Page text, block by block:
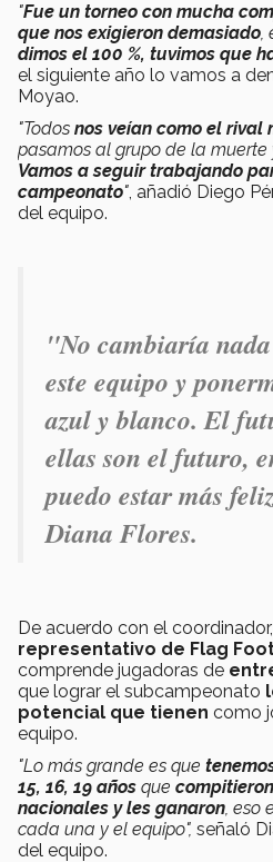
"Fue un torneo con mucha
que nos exigieron demasiado,
dimos el 100 %, tuvimos que
el siguiente año lo vamos a
Moyao.
"Todos nos veían como el rival
pasamos al grupo de la muerte
Vamos a seguir trabajando
campeonato", añadió Diego
del equipo.
"No cambiaría
este equipo y
azul y blanco. El
ellas son el futuro,
puedo estar más
Diana Flores.
De acuerdo con el
representativo de Flag
comprende jugadoras de
que lograr el subcampeonato
potencial que tienen como
equipo.
"Lo más grande es que
15, 16, 19 años que
nacionales y les ganaron, eso
cada una y el equipo", señaló
del equipo.